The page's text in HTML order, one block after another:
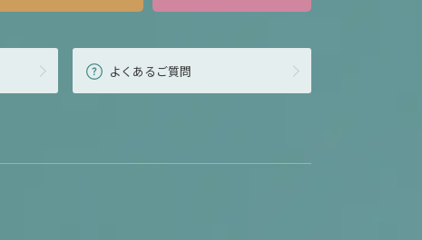
よくあるご質問